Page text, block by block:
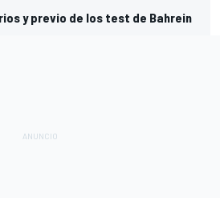
y previo de los test de Bahrein